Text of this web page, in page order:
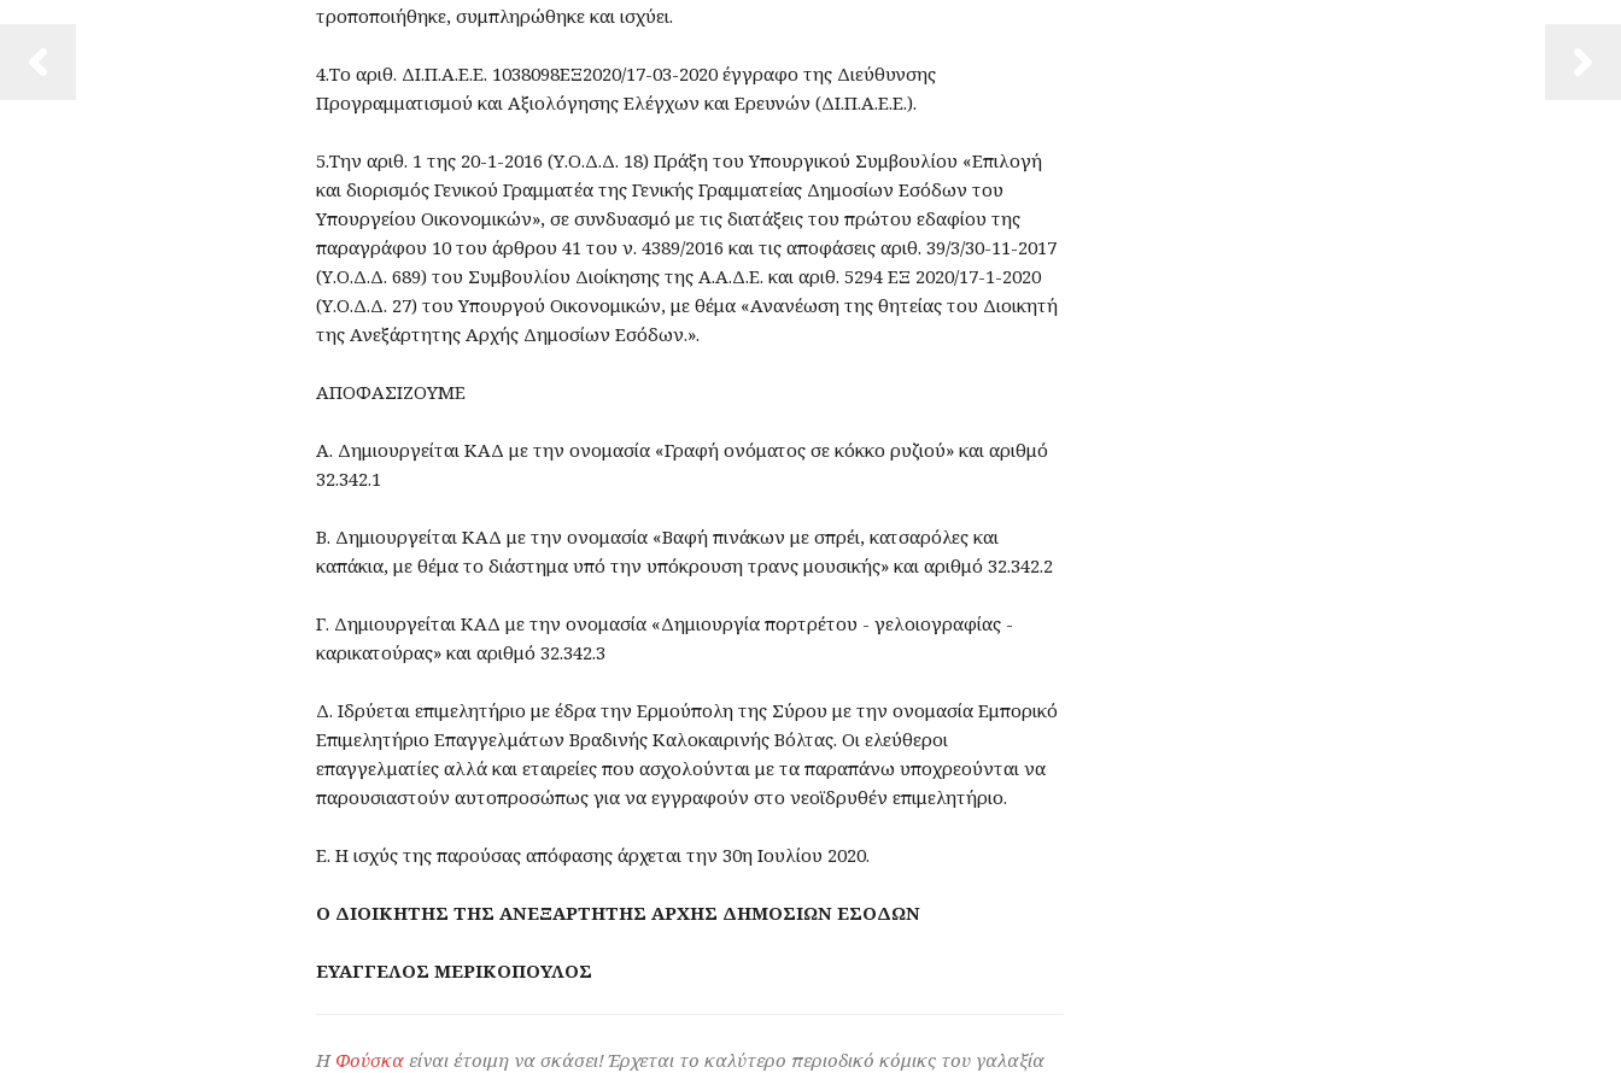
τροποποιήθηκε, συμπληρώθηκε και ισχύει.
4.Το αριθ. ΔΙ.Π.Α.Ε.Ε. 1038098ΕΞ2020/17-03-2020 έγγραφο της Διεύθυνσης
Προγραμματισμού και Αξιολόγησης Ελέγχων και Ερευνών (ΔΙ.Π.Α.Ε.Ε.).
5.Την αριθ. 1 της 20-1-2016 (Υ.Ο.Δ.Δ. 18) Πράξη του Υπουργικού Συμβουλίου «Επιλογή
και διορισμός Γενικού Γραμματέα της Γενικής Γραμματείας Δημοσίων Εσόδων του
Υπουργείου Οικονομικών», σε συνδυασμό με τις διατάξεις του πρώτου εδαφίου της
παραγράφου 10 του άρθρου 41 του ν. 4389/2016 και τις αποφάσεις αριθ. 39/3/30-11-2017
(Υ.Ο.Δ.Δ. 689) του Συμβουλίου Διοίκησης της Α.Α.Δ.Ε. και αριθ. 5294 ΕΞ 2020/17-1-2020
(Υ.Ο.Δ.Δ. 27) του Υπουργού Οικονομικών, με θέμα «Ανανέωση της θητείας του Διοικητή
της Ανεξάρτητης Αρχής Δημοσίων Εσόδων.».
ΑΠΟΦΑΣΙΖΟΥΜΕ
Α. Δημιουργείται ΚΑΔ με την ονομασία «Γραφή ονόματος σε κόκκο ρυζιού» και αριθμό
32.342.1
Β. Δημιουργείται ΚΑΔ με την ονομασία «Βαφή πινάκων με σπρέι, κατσαρόλες και
καπάκια, με θέμα το διάστημα υπό την υπόκρουση τρανς μουσικής» και αριθμό 32.342.2
Γ. Δημιουργείται ΚΑΔ με την ονομασία «Δημιουργία πορτρέτου - γελοιογραφίας -
καρικατούρας» και αριθμό 32.342.3
Δ. Ιδρύεται επιμελητήριο με έδρα την Ερμούπολη της Σύρου με την ονομασία Εμπορικό
Επιμελητήριο Επαγγελμάτων Βραδινής Καλοκαιρινής Βόλτας. Οι ελεύθεροι
επαγγελματίες αλλά και εταιρείες που ασχολούνται με τα παραπάνω υποχρεούνται να
παρουσιαστούν αυτοπροσώπως για να εγγραφούν στο νεοϊδρυθέν επιμελητήριο.
Ε. Η ισχύς της παρούσας απόφασης άρχεται την 30η Ιουλίου 2020.
Ο ΔΙΟΙΚΗΤΗΣ ΤΗΣ ΑΝΕΞΑΡΤΗΤΗΣ ΑΡΧΗΣ ΔΗΜΟΣΙΩΝ ΕΣΟΔΩΝ
ΕΥΑΓΓΕΛΟΣ ΜΕΡΙΚΟΠΟΥΛΟΣ
Η Φούσκα είναι έτοιμη να σκάσει! Έρχεται το καλύτερο περιοδικό κόμικς του γαλαξία